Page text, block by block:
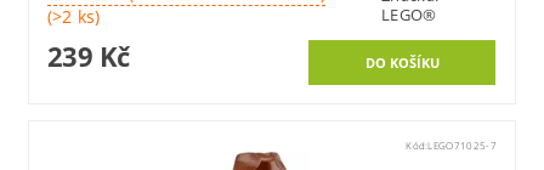
(>2 ks)
LEGO®
239 Kč
Kód:LEGO71025-7